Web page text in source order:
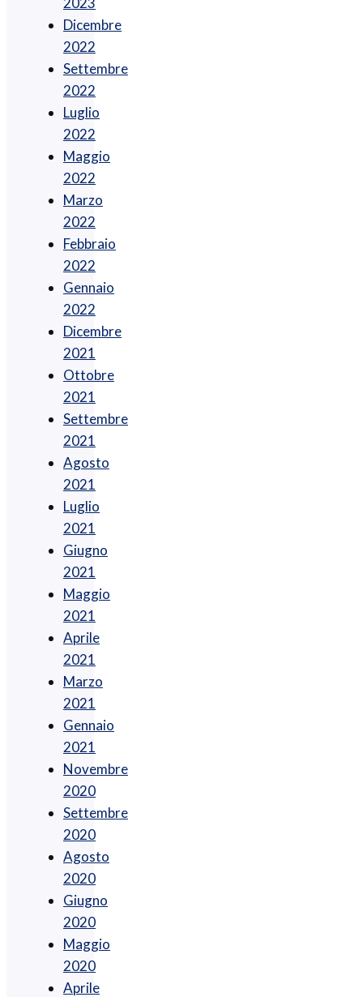
Dicembre
2022
Settembre
2022
Luglio
2022
Maggio
2022
Marzo
2022
Febbraio
2022
Gennaio
2022
Dicembre
2021
Ottobre
2021
Settembre
2021
Agosto
2021
Luglio
2021
Giugno
2021
Maggio
2021
Aprile
2021
Marzo
2021
Gennaio
2021
Novembre
2020
Settembre
2020
Agosto
2020
Giugno
2020
Maggio
2020
Aprile